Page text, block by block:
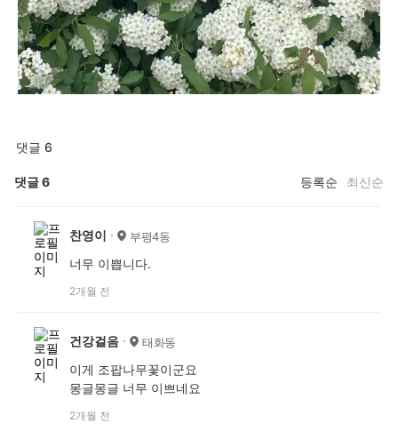
댓글 6
댓글6 등록순 최신순
찬영이 부평4동
너무 이쁩니다.
2개월 전
건강걸음 태화동
이게 조팝나무꽃이군요
몽글몽글 너무 이쁘네요
2개월 전